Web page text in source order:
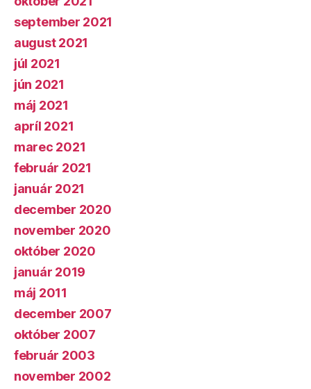
september 2021
august 2021
júl 2021
jún 2021
máj 2021
apríl 2021
marec 2021
február 2021
január 2021
december 2020
november 2020
október 2020
január 2019
máj 2011
december 2007
október 2007
február 2003
november 2002